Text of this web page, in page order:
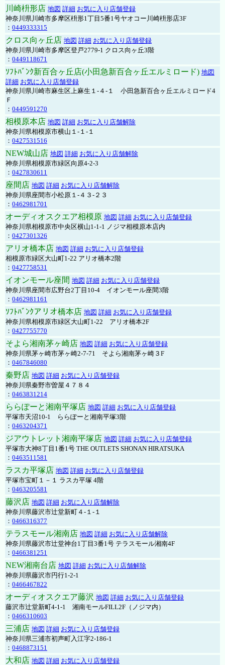
川崎枡形店 地図 詳細 お気に入り店舗登録
神奈川県川崎市多摩区枡形1丁目5番1号ヤオコー川崎枡形店3F
： 0449333315
クロス向ヶ丘店 地図 詳細 お気に入り店舗登録
神奈川県川崎市多摩区登戸2779-1 クロス向ヶ丘3階
： 0449118671
ｿﾌﾄﾊﾞﾝｸ新百合ヶ丘店(小田急新百合ヶ丘エルミロード) 地図
詳細 お気に入り店舗登録
神奈川県川崎市麻生区上麻生１-４-１ 小田急新百合ヶ丘エルミロード4
Ｆ
： 0449591270
相模原本店 地図 詳細 お気に入り店舗解除
神奈川県相模原市横山１-１-１
： 0427531516
NEW城山店 地図 詳細 お気に入り店舗解除
神奈川県相模原市緑区向原4-2-3
： 0427830611
座間店 地図 詳細 お気に入り店舗解除
神奈川県座間市小松原１-４３-２３
： 0462981701
オーディオスクエア相模原 地図 詳細 お気に入り店舗登録
神奈川県相模原市中央区横山1-1-1 ノジマ相模原本店内
： 0427301326
アリオ橋本店 地図 詳細 お気に入り店舗登録
相模原市緑区大山町1-22 アリオ橋本2階
： 0427758531
イオンモール座間 地図 詳細 お気に入り店舗登録
神奈川県座間市広野台2丁目10-4 イオンモール座間3階
： 0462981161
ｿﾌﾄﾊﾞﾝｸアリオ橋本店 地図 詳細 お気に入り店舗登録
神奈川県相模原市緑区大山町1-22 アリオ橋本2F
： 0427755770
そよら湘南茅ヶ崎店 地図 詳細 お気に入り店舗登録
神奈川県茅ヶ崎市茅ヶ崎2‐7‐71 そよら湘南茅ヶ崎３F
： 0467846080
秦野店 地図 詳細 お気に入り店舗登録
神奈川県秦野市曽屋４７８４
： 0463831214
ららぽーと湘南平塚店 地図 詳細 お気に入り店舗登録
平塚市天沼10-1 ららぽーと湘南平塚3階
： 0463204371
ジアウトレット湘南平塚店 地図 詳細 お気に入り店舗登録
平塚市大神8丁目1番1号 THE OUTLETS SHONAN HIRATSUKA
： 0463511581
ラスカ平塚店 地図 詳細 お気に入り店舗登録
平塚市宝町１－１ ラスカ平塚 4階
： 0463205581
藤沢店 地図 詳細 お気に入り店舗解除
神奈川県藤沢市辻堂新町４-１-１
： 0466316377
テラスモール湘南店 地図 詳細 お気に入り店舗解除
神奈川県藤沢市辻堂神台1丁目3番1号 テラスモール湘南4F
： 0466381251
NEW湘南台店 地図 詳細 お気に入り店舗解除
神奈川県藤沢市円行1-2-1
： 0466467822
オーディオスクエア藤沢 地図 詳細 お気に入り店舗登録
藤沢市辻堂新町4-1-1 湘南モールFILL2F（ノジマ内）
： 0466310603
三浦店 地図 詳細 お気に入り店舗登録
神奈川県三浦市初声町入江字2-186-1
： 0468873151
大和店 地図 詳細 お気に入り店舗登録